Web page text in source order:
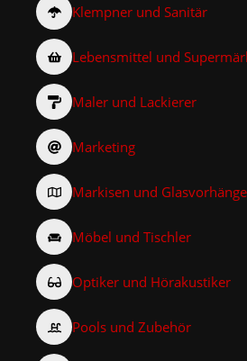
Klempner und Sanitär
Lebensmittel und
Maler und Lackierer
Marketing
Markisen und Glasvorhänge
Möbel und Tischler
Optiker und Hörakustiker
Pools und Zubehör